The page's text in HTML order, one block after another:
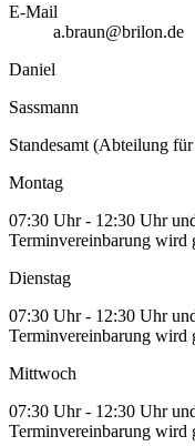
E-Mail
a.braun@brilon.de
Daniel
Sassmann
Standesamt (Abteilung
Montag
07:30 Uhr - 12:30 Uhr
Terminvereinbarung wird
Dienstag
07:30 Uhr - 12:30 Uhr
Terminvereinbarung wird
Mittwoch
07:30 Uhr - 12:30 Uhr
Terminvereinbarung wird